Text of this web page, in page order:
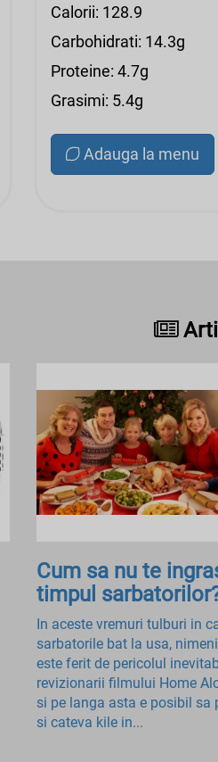
Calorii: 128.9
Carbohidrati: 14.3g
Proteine: 4.7g
Grasimi: 5.4g
Adauga la menu
Cum sa nu te
timpul
In aceste vremuri tulburi in
sarbatorile bat la usa,
este ferit de pericolul
revizionarii filmului Home
si pe langa asta e posibil sa
si cateva kile in...